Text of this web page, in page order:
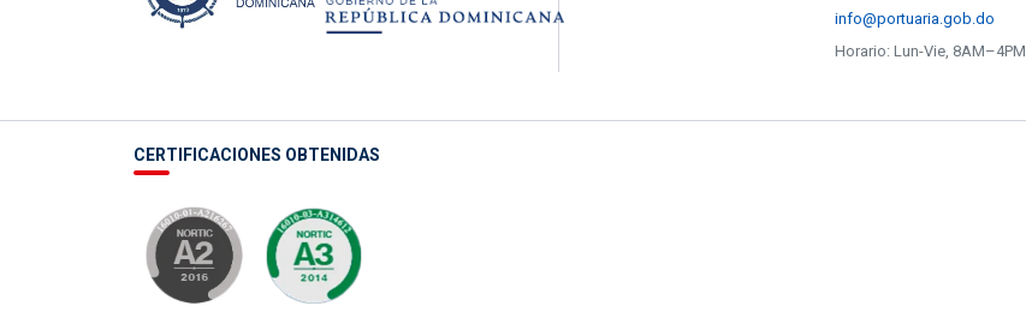
info@portuaria.gob.do
Horario: Lun-Vie, 8AM–4PM
CERTIFICACIONES OBTENIDAS